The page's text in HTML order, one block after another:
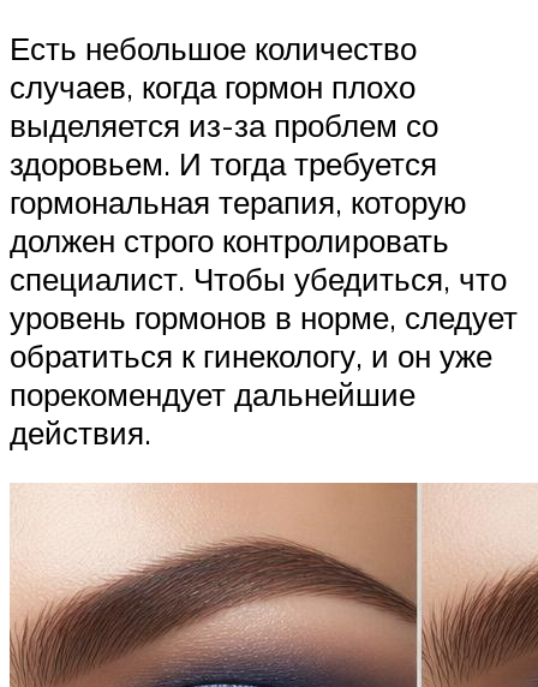
Есть небольшое количество
случаев, когда гормон плохо
выделяется из-за проблем со
здоровьем. И тогда требуется
гормональная терапия, которую
должен строго контролировать
специалист. Чтобы убедиться, что
уровень гормонов в норме, следует
обратиться к гинекологу, и он уже
порекомендует дальнейшие
действия.